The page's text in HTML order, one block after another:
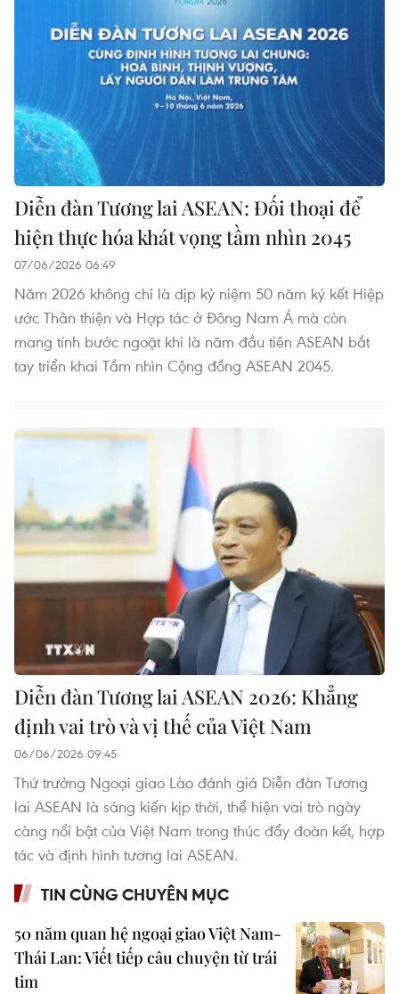
Diễn đàn Tương lai ASEAN: Đối thoại để
hiện thực hóa khát vọng tầm nhìn 2045
07/06/2026 06:49
Năm 2026 không chỉ là dịp kỷ niệm 50 năm ký kết Hiệp
ước Thân thiện và Hợp tác ở Đông Nam Á mà còn
mang tính bước ngoặt khi là năm đầu tiên ASEAN bắt
tay triển khai Tầm nhìn Cộng đồng ASEAN 2045.
Diễn đàn Tương lai ASEAN 2026: Khẳng
định vai trò và vị thế của Việt Nam
06/06/2026 09:45
Thứ trưởng Ngoại giao Lào đánh giá Diễn đàn Tương
lai ASEAN là sáng kiến kịp thời, thể hiện vai trò ngày
càng nổi bật của Việt Nam trong thúc đẩy đoàn kết, hợp
tác và định hình tương lai ASEAN.
TIN CÙNG CHUYÊN MỤC
50 năm quan hệ ngoại giao Việt Nam-
Thái Lan: Viết tiếp câu chuyện từ trái
tim